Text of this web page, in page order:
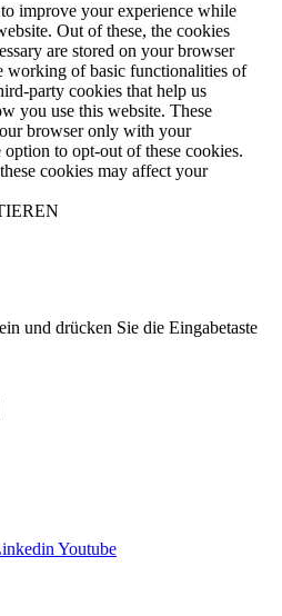
improve your experience while
Out of these, the cookies
are stored on your browser
working of basic functionalities of
party cookies that help us
you use this website. These
browser only with your
option to opt-out of these cookies.
cookies may affect your
und drücken Sie die Eingabetaste
Youtube